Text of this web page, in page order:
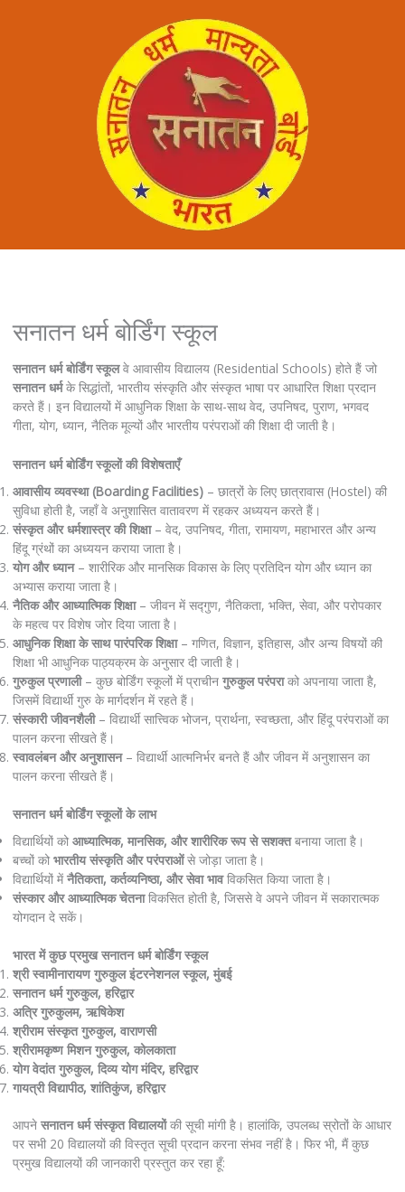
सनातन धर्म बोर्डिंग स्कूल
सनातन धर्म बोर्डिंग स्कूलवे आवासीय विद्यालय (Residential Schools) होते हैं जो
सनातन धर्मके सिद्धांतों, भारतीय संस्कृति और संस्कृत भाषा पर आधारित शिक्षा प्रदान
करते हैं। इन विद्यालयों में आधुनिक शिक्षा के साथ-साथ वेद, उपनिषद, पुराण, भगवद
गीता, योग, ध्यान, नैतिक मूल्यों और भारतीय परंपराओं की शिक्षा दी जाती है।
सनातन धर्म बोर्डिंग स्कूलों की विशेषताएँ
आवासीय व्यवस्था (Boarding Facilities)– छात्रों के लिए छात्रावास (Hostel) की
सुविधा होती है, जहाँ वे अनुशासित वातावरण में रहकर अध्ययन करते हैं।
संस्कृत और धर्मशास्त्र की शिक्षा– वेद, उपनिषद, गीता, रामायण, महाभारत और अन्य
हिंदू ग्रंथों का अध्ययन कराया जाता है।
योग और ध्यान– शारीरिक और मानसिक विकास के लिए प्रतिदिन योग और ध्यान का
अभ्यास कराया जाता है।
नैतिक और आध्यात्मिक शिक्षा– जीवन में सद्गुण, नैतिकता, भक्ति, सेवा, और परोपकार
के महत्व पर विशेष जोर दिया जाता है।
आधुनिक शिक्षा के साथ पारंपरिक शिक्षा– गणित, विज्ञान, इतिहास, और अन्य विषयों की
शिक्षा भी आधुनिक पाठ्यक्रम के अनुसार दी जाती है।
गुरुकुल प्रणाली– कुछ बोर्डिंग स्कूलों में प्राचीन गुरुकुल परंपराको अपनाया जाता है,
जिसमें विद्यार्थी गुरु के मार्गदर्शन में रहते हैं।
संस्कारी जीवनशैली– विद्यार्थी सात्त्विक भोजन, प्रार्थना, स्वच्छता, और हिंदू परंपराओं का
पालन करना सीखते हैं।
स्वावलंबन और अनुशासन– विद्यार्थी आत्मनिर्भर बनते हैं और जीवन में अनुशासन का
पालन करना सीखते हैं।
सनातन धर्म बोर्डिंग स्कूलों के लाभ
विद्यार्थियों को आध्यात्मिक, मानसिक, और शारीरिक रूप से सशक्तबनाया जाता है।
बच्चों को भारतीय संस्कृति और परंपराओंसे जोड़ा जाता है।
विद्यार्थियों मेंनैतिकता, कर्तव्यनिष्ठा, और सेवा भावविकसित किया जाता है।
संस्कार और आध्यात्मिक चेतनाविकसित होती है, जिससे वे अपने जीवन में सकारात्मक
योगदान दे सकें।
भारत में कुछ प्रमुख सनातन धर्म बोर्डिंग स्कूल
श्री स्वामीनारायण गुरुकुल इंटरनेशनल स्कूल, मुंबई
सनातन धर्म गुरुकुल, हरिद्वार
अत्रि गुरुकुलम, ऋषिकेश
श्रीराम संस्कृत गुरुकुल, वाराणसी
श्रीरामकृष्ण मिशन गुरुकुल, कोलकाता
योग वेदांत गुरुकुल, दिव्य योग मंदिर, हरिद्वार
गायत्री विद्यापीठ, शांतिकुंज, हरिद्वार
​आपने सनातन धर्म संस्कृत विद्यालयोंकी सूची मांगी है। हालांकि, उपलब्ध स्रोतों के आधार
पर सभी 20 विद्यालयों की विस्तृत सूची प्रदान करना संभव नहीं है। फिर भी, मैं कुछ
प्रमुख विद्यालयों की जानकारी प्रस्तुत कर रहा हूँ:​